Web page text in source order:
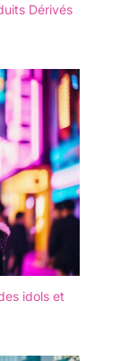
Dérivés
idols et